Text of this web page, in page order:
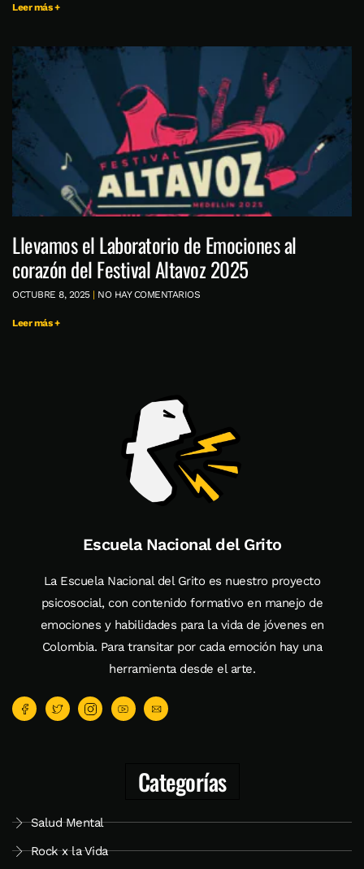
Leer más +
Llevamos el Laboratorio de Emociones al
corazón del Festival Altavoz 2025
OCTUBRE 8, 2025 NO HAY COMENTARIOS
Leer más +
Escuela Nacional del Grito
La Escuela Nacional del Grito es nuestro proyecto
psicosocial, con contenido formativo en manejo de
emociones y habilidades para la vida de jóvenes en
Colombia. Para transitar por cada emoción hay una
herramienta desde el arte.
Categorías
Salud Mental
Rock x la Vida